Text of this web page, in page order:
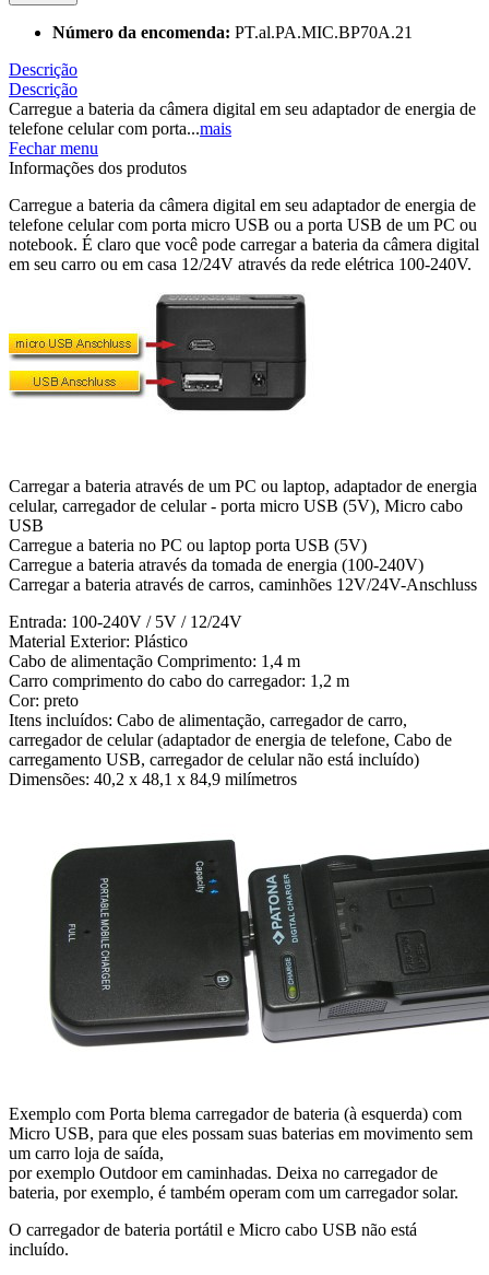
Número da encomenda: PT.al.PA.MIC.BP70A.21
Descrição
Descrição
Carregue a bateria da câmera digital em seu adaptador de energia de
telefone celular com porta...mais
Fechar menu
Informações dos produtos
Carregue a bateria da câmera digital em seu adaptador de energia de
telefone celular com porta micro USB ou a porta USB de um PC ou
notebook. É claro que você pode carregar a bateria da câmera digital
em seu carro ou em casa 12/24V através da rede elétrica 100-240V.
Carregar a bateria através de um PC ou laptop, adaptador de energia
celular, carregador de celular - porta micro USB (5V), Micro cabo
USB
Carregue a bateria no PC ou laptop porta USB (5V)
Carregue a bateria através da tomada de energia (100-240V)
Carregar a bateria através de carros, caminhões 12V/24V-Anschluss
Entrada: 100-240V / 5V / 12/24V
Material Exterior: Plástico
Cabo de alimentação Comprimento: 1,4 m
Carro comprimento do cabo do carregador: 1,2 m
Cor: preto
Itens incluídos: Cabo de alimentação, carregador de carro,
carregador de celular (adaptador de energia de telefone, Cabo de
carregamento USB, carregador de celular não está incluído)
Dimensões: 40,2 x 48,1 x 84,9 milímetros
Exemplo com Porta blema carregador de bateria (à esquerda) com
Micro USB, para que eles possam suas baterias em movimento sem
um carro loja de saída,
por exemplo Outdoor em caminhadas. Deixa no carregador de
bateria, por exemplo, é também operam com um carregador solar.
O carregador de bateria portátil e Micro cabo USB não está
incluído.